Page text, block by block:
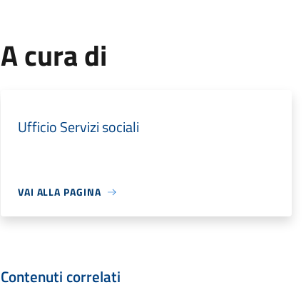
A cura di
Ufficio Servizi sociali
VAI ALLA PAGINA
Contenuti correlati